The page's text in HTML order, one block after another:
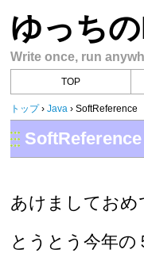
ゆっち
Write once, run
TOP
トップ › Java › SoftReference
SoftReference
あけましておめ
とうとう今年